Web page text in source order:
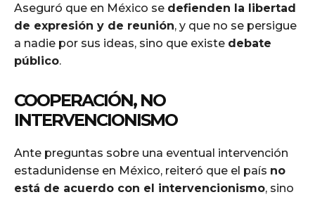
Aseguró que en México se defienden la libertad
de expresión y de reunión, y que no se persigue
a nadie por sus ideas, sino que existe debate
público.
COOPERACIÓN, NO
INTERVENCIONISMO
Ante preguntas sobre una eventual intervención
estadunidense en México, reiteró que el país no
está de acuerdo con el intervencionismo, sino